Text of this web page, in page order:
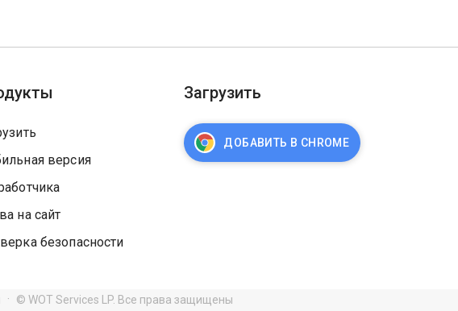
версия
на сайт
безопасности
Загрузить
ДОБАВИТЬ В CHROME
© WOT Services LP. Все права защищены